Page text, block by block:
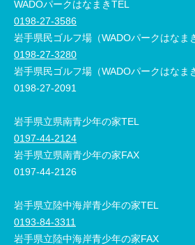
WADOパークはなまきTEL
0198-27-3586
岩手県民ゴルフ場（WADOパークはなま
0198-27-3280
岩手県民ゴルフ場（WADOパークはなま
0198-27-2091
岩手県立県南青少年の家TEL
0197-44-2124
岩手県立県南青少年の家FAX
0197-44-2126
岩手県立陸中海岸青少年の家TEL
0193-84-3311
岩手県立陸中海岸青少年の家FAX